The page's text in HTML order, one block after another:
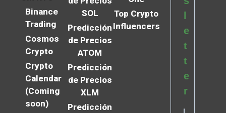
Binance
Trading
Cosmos
Crypto
Crypto
Calendar
(Coming
soon)
SOL
Predicción
de Precios
ATOM
Predicción
de Precios
XLM
Predicción
Top Crypto
Influencers
e
t
t
e
r